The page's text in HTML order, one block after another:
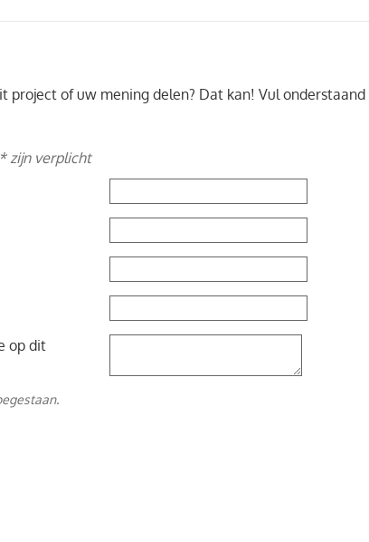
project of uw mening delen? Dat kan! Vul
zijn verplicht
op dit